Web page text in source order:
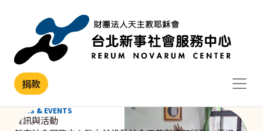
捐款
NEWS & EVENTS
資訊與活動